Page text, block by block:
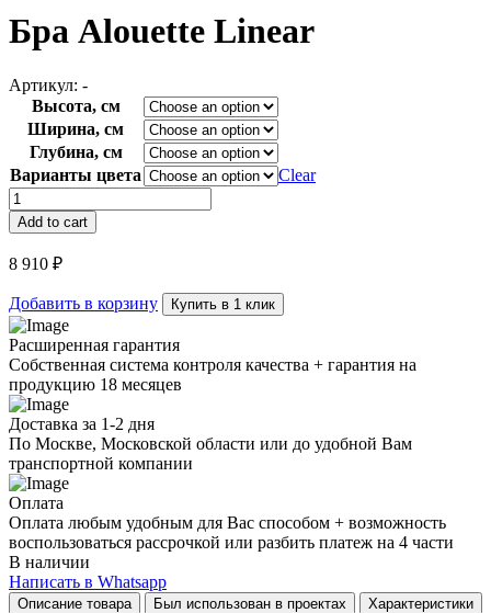
Бра Alouette Linear
Артикул: -
Высота, см
Ширина, см
Глубина, см
Варианты цвета
Clear
Бра
Alouette
Linear
quantity
Add to cart
8 910 ₽
Добавить в корзину Купить в 1 клик
Расширенная гарантия
Собственная система контроля качества + гарантия на
продукцию 18 месяцев
Доставка за 1-2 дня
По Москве, Московской области или до удобной Вам
транспортной компании
Оплата
Оплата любым удобным для Вас способом + возможность
воспользоваться рассрочкой или разбить платеж на 4 части
В наличии
Написать в Whatsapp
Описание товара Был использован в проектах Характеристики